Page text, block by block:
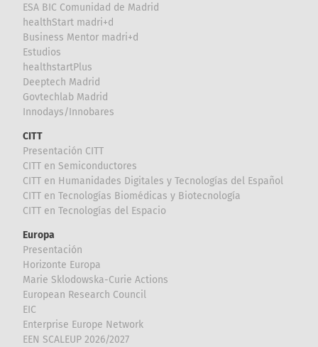
ESA BIC Comunidad de Madrid
healthStart madri+d
Business Mentor madri+d
Estudios
healthstartPlus
Deeptech Madrid
Govtechlab Madrid
Innodays/Innobares
CITT
Presentación CITT
CITT en Semiconductores
CITT en Humanidades Digitales y Tecnologías del Español
CITT en Tecnologías Biomédicas y Biotecnología
CITT en Tecnologías del Espacio
Europa
Presentación
Horizonte Europa
Marie Sklodowska-Curie Actions
European Research Council
EIC
Enterprise Europe Network
EEN SCALEUP 2026/2027